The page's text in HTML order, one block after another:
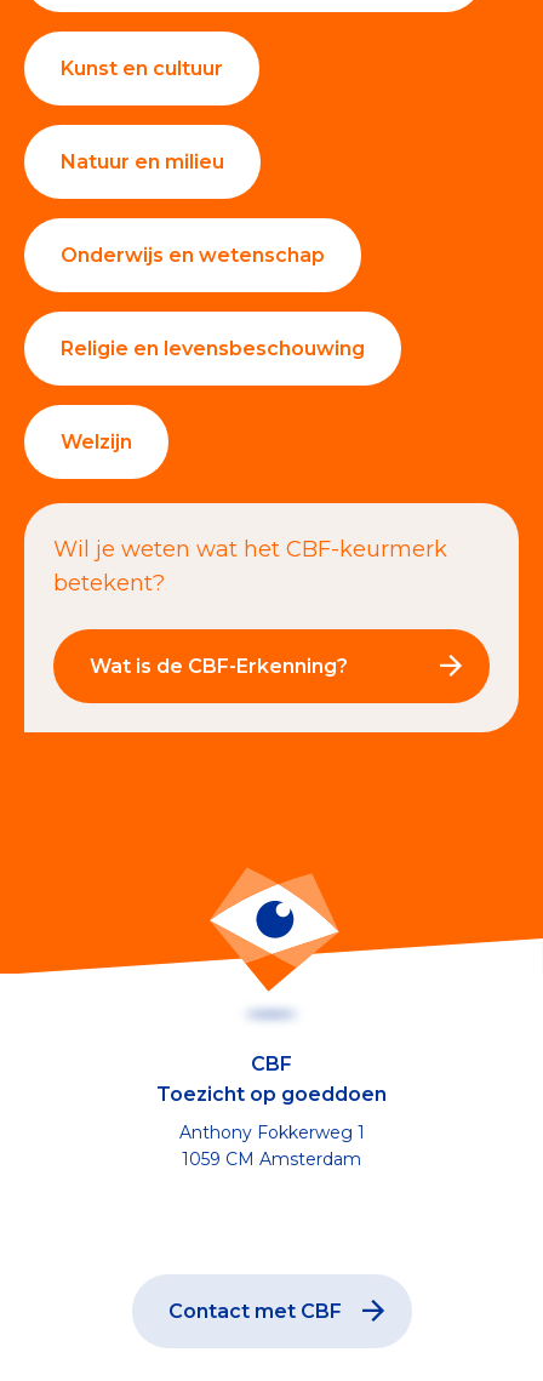
Kunst en cultuur
Natuur en milieu
Onderwijs en wetenschap
Religie en levensbeschouwing
Welzijn
Wil je weten wat het CBF-keurmerk
betekent?
Wat is de CBF-Erkenning?
CBF
Toezicht op goeddoen
Anthony Fokkerweg 1
1059 CM Amsterdam
Contact met CBF